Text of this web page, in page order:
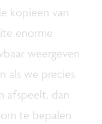
kopieën van
enorme
weergeven
als we precies
afspeelt, dan
te bepalen